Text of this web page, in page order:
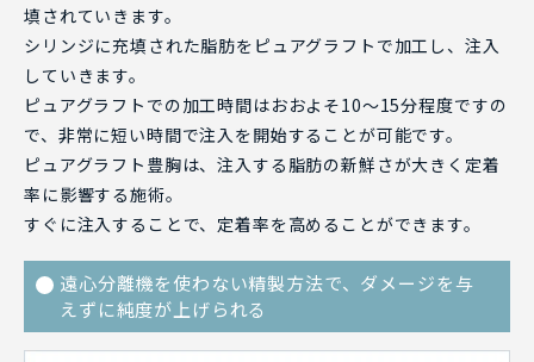
填されていきます。
シリンジに充填された脂肪をピュアグラフトで加工し、注入
していきます。
ピュアグラフトでの加工時間はおおよそ10～15分程度ですの
で、非常に短い時間で注入を開始することが可能です。
ピュアグラフト豊胸は、注入する脂肪の新鮮さが大きく定着
率に影響する施術。
すぐに注入することで、定着率を高めることができます。
遠心分離機を使わない精製方法で、ダメージを与
えずに純度が上げられる